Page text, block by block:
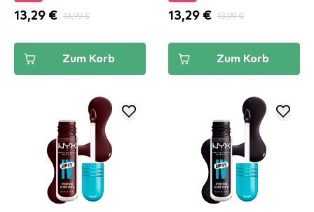
13,29 € 13,99 €
Zum Korb
13,29 € 13,99 €
Zum Korb